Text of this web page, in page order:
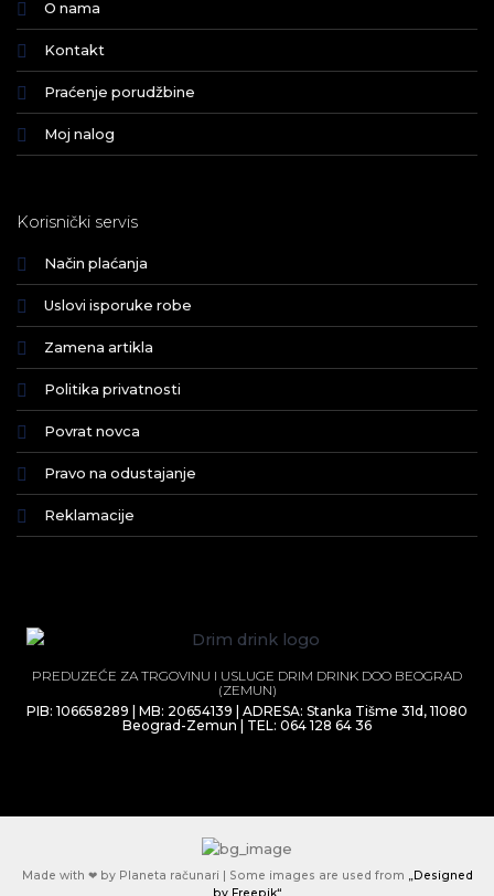
O nama
Kontakt
Praćenje porudžbine
Moj nalog
Korisnički servis
Način plaćanja
Uslovi isporuke robe
Zamena artikla
Politika privatnosti
Povrat novca
Pravo na odustajanje
Reklamacije
PREDUZEĆE ZA TRGOVINU I USLUGE DRIM DRINK DOO BEOGRAD
(ZEMUN)
PIB: 106658289 | MB: 20654139 | ADRESA: Stanka Tišme 31d, 11080
Beograd-Zemun | TEL: 064 128 64 36
Made with ❤ by Planeta računari | Some images are used from „Designed